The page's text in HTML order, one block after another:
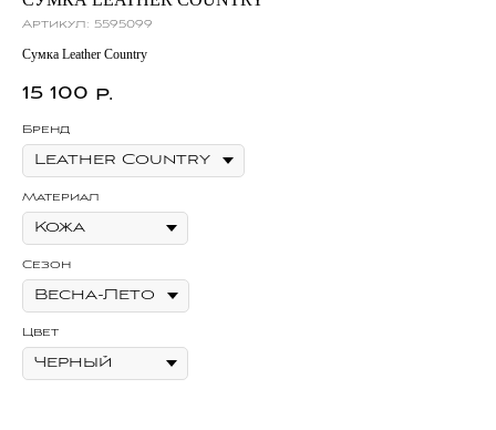
Артикул: 5595099
Сумка Leather Country
15 100 р.
Бренд
Материал
Сезон
Цвет